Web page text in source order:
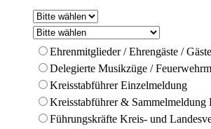
Ehrenmitglieder / Ehrengäste / Gäste
Delegierte Musikzüge /
Kreisstabführer Einzelmeldung
Kreisstabführer & Sammelmeldung
Führungskräfte Kreis- und